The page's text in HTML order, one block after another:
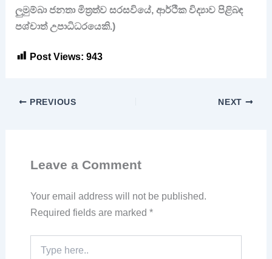
ලුමුම්බා ජනතා මිත්‍රත්ව සරසවියේ, ආර්ථික විද්‍යාව පිළිබඳ
පශ්චාත් උපාධිධරයෙකි.)
Post Views: 943
PREVIOUS NEXT
Leave a Comment
Your email address will not be published.
Required fields are marked *
here..